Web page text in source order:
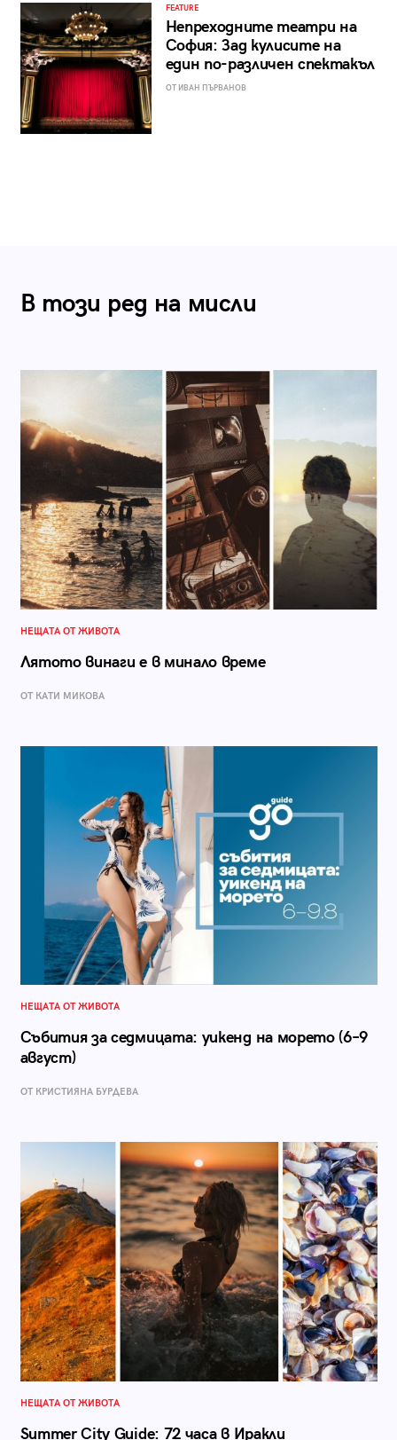
FEATURE
Непреходните театри на
София: Зад кулисите на
един по-различен спектакъл
ОТ ИВАН ПЪРВАНОВ
В този ред на мисли
НЕЩАТА ОТ ЖИВОТА
Лятото винаги е в минало време
ОТ КАТИ МИКОВА
НЕЩАТА ОТ ЖИВОТА
Събития за седмицата: уикенд на морето (6–9
август)
ОТ КРИСТИЯНА БУРДЕВА
НЕЩАТА ОТ ЖИВОТА
Summer City Guide: 72 часа в Иракли